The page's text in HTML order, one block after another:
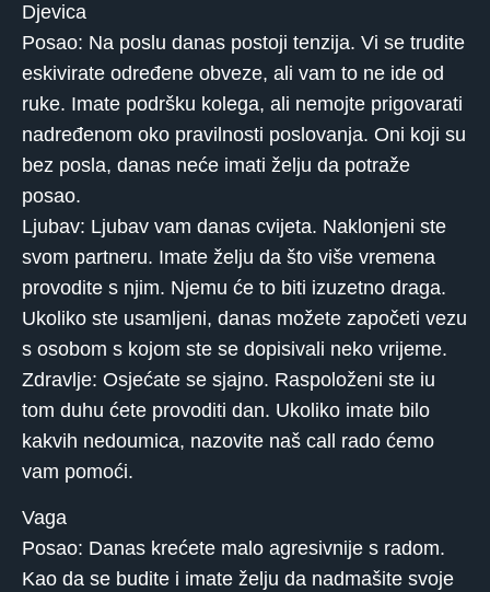
Djevica
Posao: Na poslu danas postoji tenzija. Vi se trudite
eskivirate određene obveze, ali vam to ne ide od
ruke. Imate podršku kolega, ali nemojte prigovarati
nadređenom oko pravilnosti poslovanja. Oni koji su
bez posla, danas neće imati želju da potraže
posao.
Ljubav: Ljubav vam danas cvijeta. Naklonjeni ste
svom partneru. Imate želju da što više vremena
provodite s njim. Njemu će to biti izuzetno draga.
Ukoliko ste usamljeni, danas možete započeti vezu
s osobom s kojom ste se dopisivali neko vrijeme.
Zdravlje: Osjećate se sjajno. Raspoloženi ste iu
tom duhu ćete provoditi dan. Ukoliko imate bilo
kakvih nedoumica, nazovite naš call rado ćemo
vam pomoći.
Vaga
Posao: Danas krećete malo agresivnije s radom.
Kao da se budite i imate želju da nadmašite svoje